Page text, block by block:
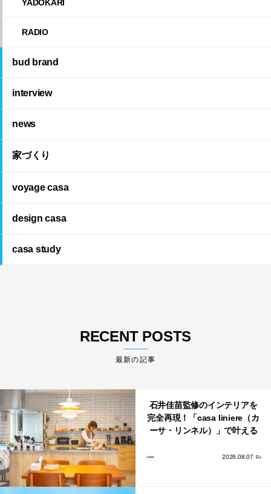
YADOKARI
RADIO
bud brand
interview
news
家づくり
voyage casa
design casa
casa study
RECENT POSTS
最新の記事
石井佳苗監修のインテリアを
完全再現！「casa liniere（カ
ーサ・リンネル）」で叶える
2026.08.07 Fri